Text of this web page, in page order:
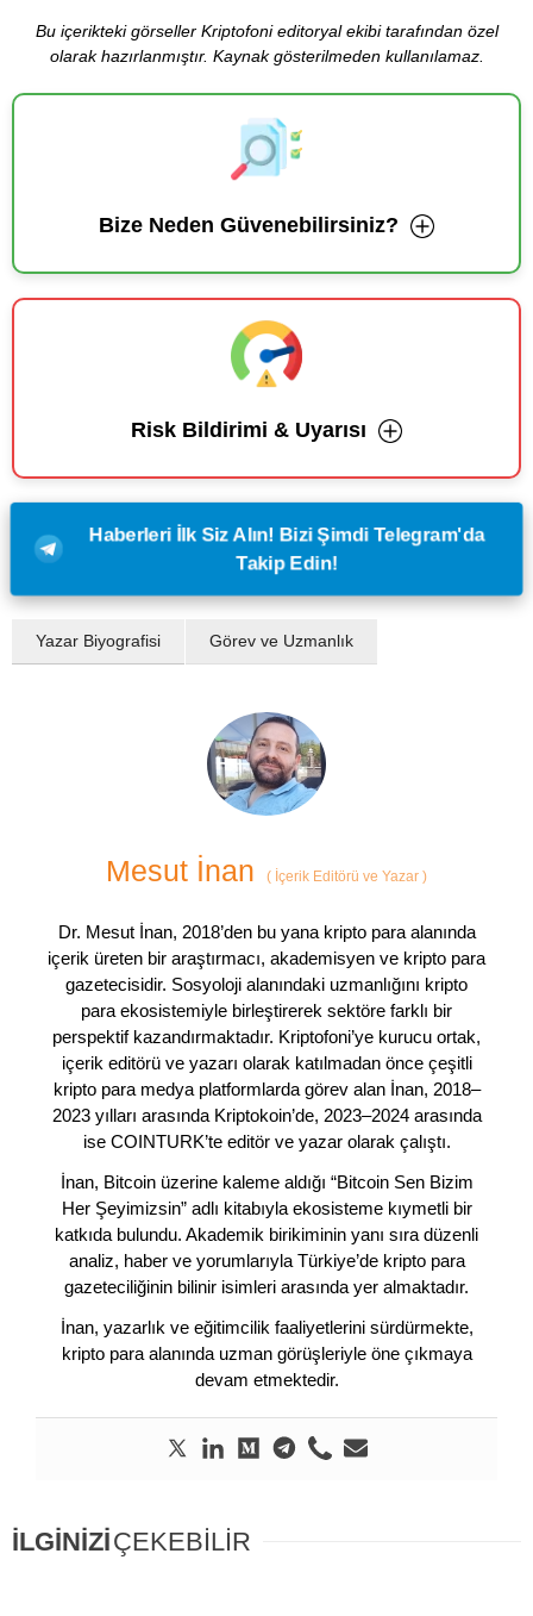
Bu içerikteki görseller Kriptofoni editoryal ekibi tarafından özel
olarak hazırlanmıştır. Kaynak gösterilmeden kullanılamaz.
Bize Neden Güvenebilirsiniz?
Risk Bildirimi & Uyarısı
Haberleri İlk Siz Alın! Bizi Şimdi Telegram'da
Takip Edin!
Yazar Biyografisi Görev ve Uzmanlık
Mesut İnan ( İçerik Editörü ve Yazar )
Dr. Mesut İnan, 2018’den bu yana kripto para alanında
içerik üreten bir araştırmacı, akademisyen ve kripto para
gazetecisidir. Sosyoloji alanındaki uzmanlığını kripto
para ekosistemiyle birleştirerek sektöre farklı bir
perspektif kazandırmaktadır. Kriptofoni’ye kurucu ortak,
içerik editörü ve yazarı olarak katılmadan önce çeşitli
kripto para medya platformlarda görev alan İnan, 2018–
2023 yılları arasında Kriptokoin’de, 2023–2024 arasında
ise COINTURK’te editör ve yazar olarak çalıştı.
İnan, Bitcoin üzerine kaleme aldığı “Bitcoin Sen Bizim
Her Şeyimizsin” adlı kitabıyla ekosisteme kıymetli bir
katkıda bulundu. Akademik birikiminin yanı sıra düzenli
analiz, haber ve yorumlarıyla Türkiye’de kripto para
gazeteciliğinin bilinir isimleri arasında yer almaktadır.
İnan, yazarlık ve eğitimcilik faaliyetlerini sürdürmekte,
kripto para alanında uzman görüşleriyle öne çıkmaya
devam etmektedir.
İLGİNİZİÇEKEBİLİR